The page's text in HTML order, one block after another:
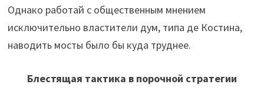
Однако работай с общественным мнением
исключительно властители дум, типа де Костина,
наводить мосты было бы куда труднее.
Блестящая тактика в порочной стратегии